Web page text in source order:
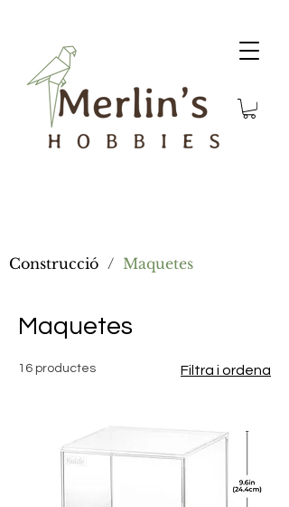
Construcció / Maquetes
Maquetes
16 productes Filtra i ordena